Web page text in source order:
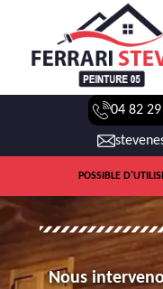
04 82
POSSIBLE
Nous